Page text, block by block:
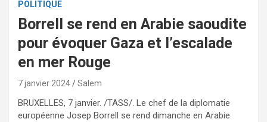
POLITIQUE
Borrell se rend en Arabie saoudite
pour évoquer Gaza et l’escalade
en mer Rouge
7 janvier 2024 Salem
BRUXELLES, 7 janvier. /TASS/. Le chef de la diplomatie
européenne Josep Borrell se rend dimanche en Arabie